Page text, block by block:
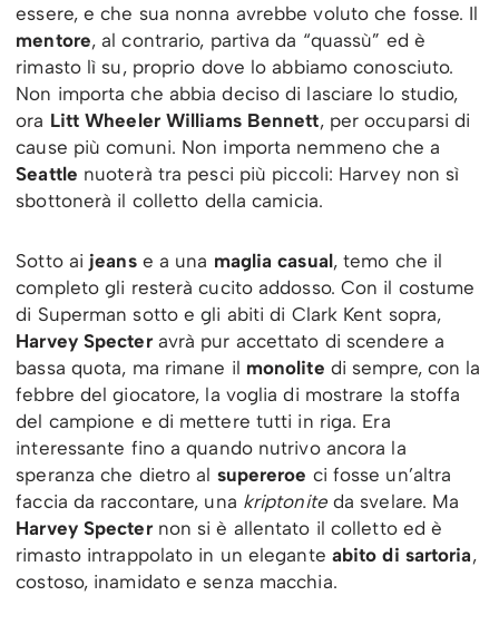
essere, e che sua nonna avrebbe voluto che fosse. Il
mentore, al contrario, partiva da “quassù” ed è
rimasto lì su, proprio dove lo abbiamo conosciuto.
Non importa che abbia deciso di lasciare lo studio,
ora Litt Wheeler Williams Bennett, per occuparsi di
cause più comuni. Non importa nemmeno che a
Seattle nuoterà tra pesci più piccoli: Harvey non sì
sbottonerà il colletto della camicia.
Sotto ai jeans e a una maglia casual, temo che il
completo gli resterà cucito addosso. Con il costume
di Superman sotto e gli abiti di Clark Kent sopra,
Harvey Specteravrà pur accettato di scendere a
bassa quota, ma rimane il monolite di sempre, con la
febbre del giocatore, la voglia di mostrare la stoffa
del campione e di mettere tutti in riga. Era
interessante fino a quando nutrivo ancora la
speranza che dietro al supereroe ci fosse un’altra
faccia da raccontare, una kriptonite da svelare. Ma
Harvey Specternon si è allentato il colletto ed è
rimasto intrappolato in un elegante abito di sartoria,
costoso, inamidato e senza macchia.